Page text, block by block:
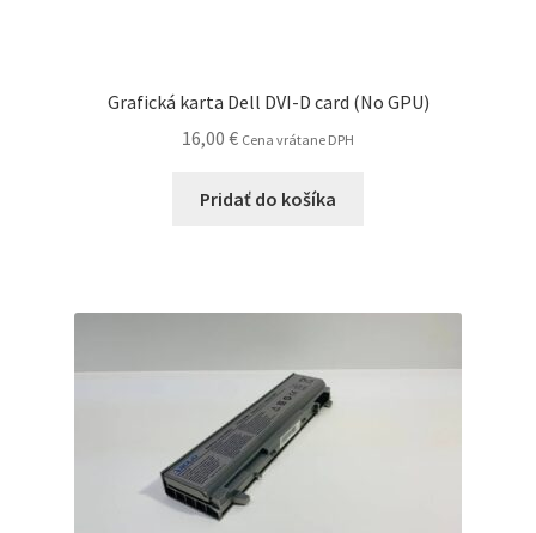
Grafická karta Dell DVI-D card (No GPU)
16,00 € Cena vrátane DPH
Pridať do košíka